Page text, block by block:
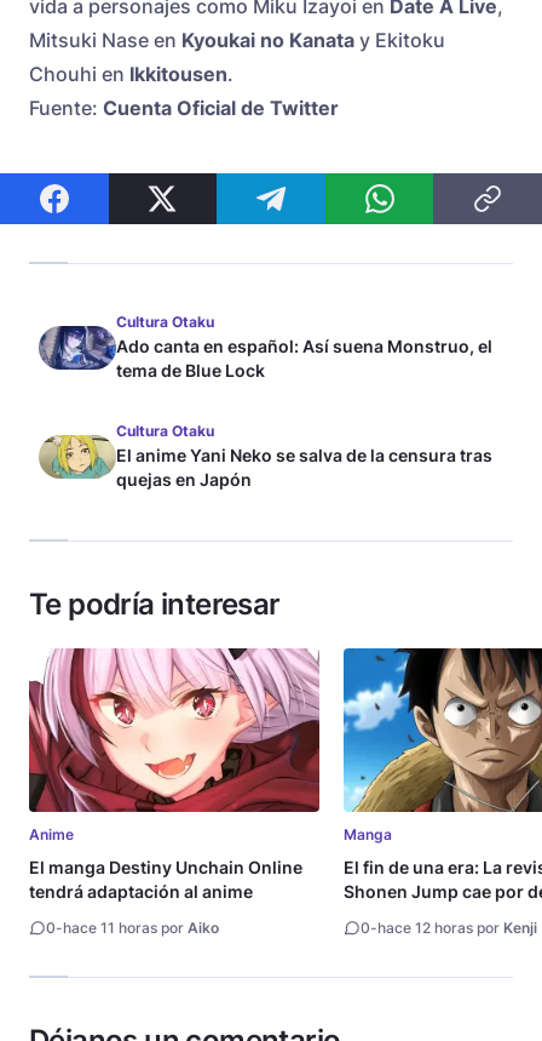
vida a personajes como Miku Izayoi en Date A Live,
Mitsuki Nase en Kyoukai no Kanata y Ekitoku
Chouhi en Ikkitousen.
Fuente: Cuenta Oficial de Twitter
Cultura Otaku
Ado canta en español: Así suena Monstruo, el
tema de Blue Lock
Cultura Otaku
El anime Yani Neko se salva de la censura tras
quejas en Japón
Te podría interesar
Anime
El manga Destiny Unchain Online
tendrá adaptación al anime
0-hace 11 horas por Aiko
Manga
El fin de una era: La
Shonen Jump cae por
0-hace 12 horas por Kenji